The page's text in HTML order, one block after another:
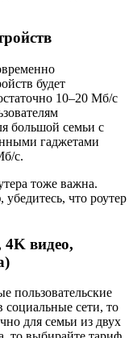
будет
10–20 Мб/с
большой семьи с
гаджетами
с.
тоже важна.
что роутер
4K видео,
пользовательские
социальные сети, то
для семьи из двух